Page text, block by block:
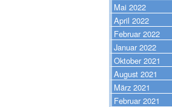
Mai 2022
April 2022
Februar 2022
Januar 2022
Oktober 2021
August 2021
März 2021
Februar 2021